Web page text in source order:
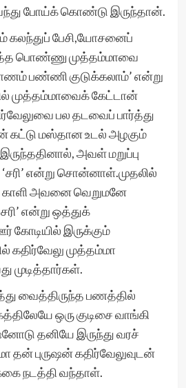
வந்து போய்க் கொண்டு இருந்தான்.
கலந்துப் பேசி,யோசனைப்
பொண்ணு முத்தம்மாவை
பண்ணி குடுக்கலாம்’ என்று
முத்தம்மாவைக் கேட்டான்
பல தடவைப் பார்த்து
கட்டு மஸ்தான உடல் அழகும்
அவள் மறுப்பு
என்று சொன்னாள்.முதலில்
காளி அவனை வெறுமனே
என்று ஒத்துக்
இருக்கும்
கதிர்வேலு முத்தம்மா
வைத்திருந்த பணத்தில்
ஒரு குடிசை வாங்கி
தனியே இருந்து வரச்
புருஷன் கதிர்வேலுவுடன்
நடத்தி வந்தாள்.